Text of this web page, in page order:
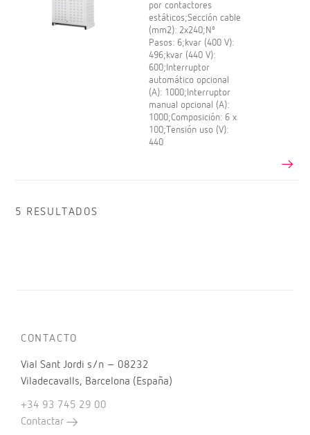
por contactores
estáticos;Sección cable
(mm2): 2x240;Nº
Pasos: 6;kvar (400 V):
496;kvar (440 V):
600;Interruptor
automático opcional
(A): 1000;Interruptor
manual opcional (A):
1000;Composición: 6 x
100;Tensión uso (V):
440
5 RESULTADOS
CONTACTO
Vial Sant Jordi s/n – 08232
Viladecavalls, Barcelona (España)
+34 93 745 29 00
Contactar